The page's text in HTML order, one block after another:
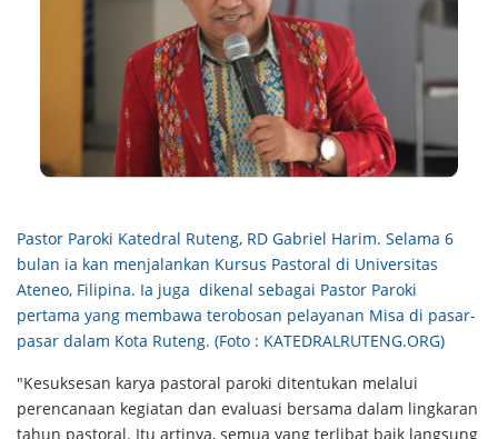
Pastor Paroki Katedral Ruteng, RD Gabriel Harim. Selama 6
bulan ia kan menjalankan Kursus Pastoral di Universitas
Ateneo, Filipina. Ia juga dikenal sebagai Pastor Paroki
pertama yang membawa terobosan pelayanan Misa di pasar-
pasar dalam Kota Ruteng. (Foto : KATEDRALRUTENG.ORG)
"Kesuksesan karya pastoral paroki ditentukan melalui
perencanaan kegiatan dan evaluasi bersama dalam lingkaran
tahun pastoral. Itu artinya, semua yang terlibat baik langsung